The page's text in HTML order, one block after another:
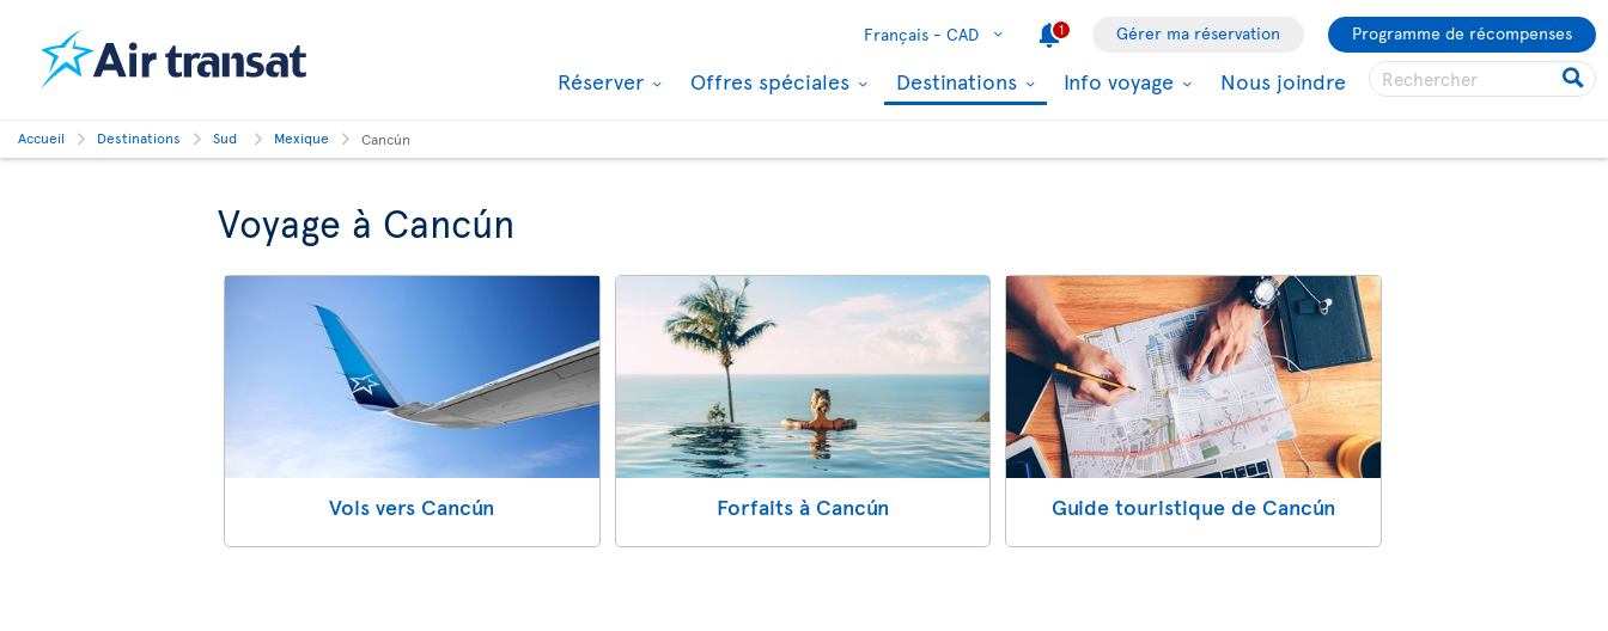
Français - CAD 1 Gérer ma réservation Programme de récompenses
Réserver Offres spéciales Destinations Info voyage Nous joindre
Accueil Destinations Sud Mexique Cancún
Voyage à Cancún
Vols vers Cancún Forfaits à Cancún Guide touristique de Cancún